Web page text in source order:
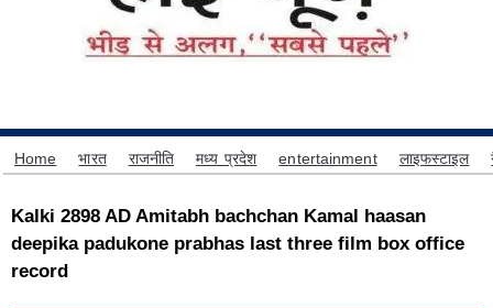
Home भारत राजनीति मध्य प्रदेश entertainment लाइफस्टाइल
Kalki 2898 AD Amitabh bachchan Kamal haasan
deepika padukone prabhas last three film box office
record